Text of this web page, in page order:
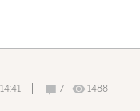
7 1488